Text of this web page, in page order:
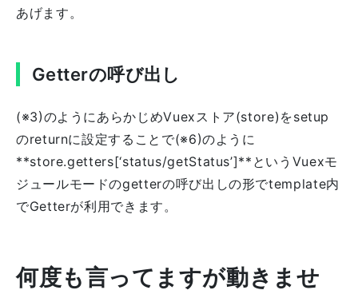
あげます。
Getterの呼び出し
(※3)のようにあらかじめVuexストア(store)をsetup
のreturnに設定することで(※6)のように
**store.getters[‘status/getStatus’]**というVuexモ
ジュールモードのgetterの呼び出しの形でtemplate内
でGetterが利用できます。
何度も言ってますが動きませ